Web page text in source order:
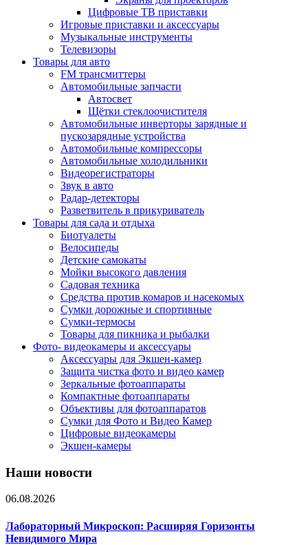
Цифровые ТВ приставки
Игровые приставки и аксессуары
Музыкальные инструменты
Телевизоры
Товары для авто
FM трансмиттеры
Автомобильные запчасти
Автосвет
Щётки стеклоочистителя
Автомобильные инверторы зарядные и
пускозарядные устройства
Автомобильные компрессоры
Автомобильные холодильники
Видеорегистраторы
Звук в авто
Радар-детекторы
Разветвитель в прикуриватель
Товары для сада и отдыха
Биотуалеты
Велосипеды
Детские самокаты
Мойки высокого давления
Садовая техника
Средства против комаров и насекомых
Сумки дорожные и спортивные
Сумки-термосы
Товары для пикника и рыбалки
Фото- видеокамеры и аксессуары
Аксессуары для Экшен-камер
Защита чистка фото и видео камер
Зеркальные фотоаппараты
Компактные фотоаппараты
Объективы для фотоаппаратов
Сумки для Фото и Видео Камер
Цифровые видеокамеры
Экшен-камеры
Наши новости
06.08.2026
Лабораторный Микроскоп: Расширяя Горизонты
Невидимого Мира